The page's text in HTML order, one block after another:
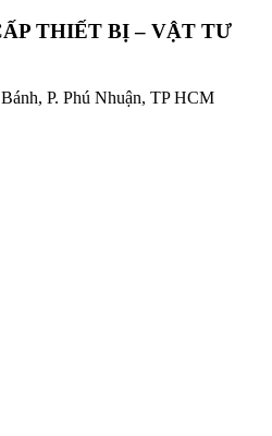
THIẾT BỊ – VẬT TƯ
P. Phú Nhuận, TP HCM